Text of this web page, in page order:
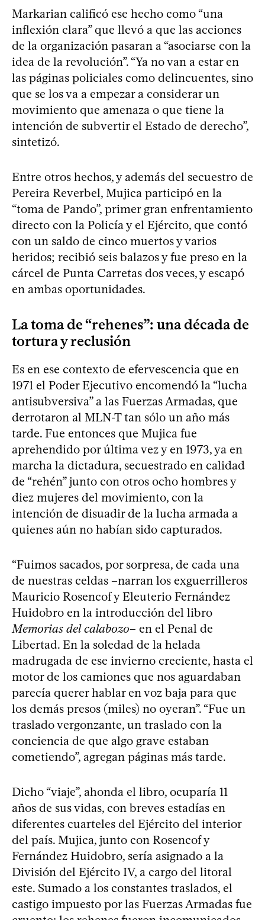
Markarian calificó ese hecho como “una
inflexión clara” que llevó a que las acciones
de la organización pasaran a “asociarse con la
idea de la revolución”. “Ya no van a estar en
las páginas policiales como delincuentes, sino
que se los va a empezar a considerar un
movimiento que amenaza o que tiene la
intención de subvertir el Estado de derecho”,
sintetizó.
Entre otros hechos, y además del secuestro de
Pereira Reverbel, Mujica participó en la
“toma de Pando”, primer gran enfrentamiento
directo con la Policía y el Ejército, que contó
con un saldo de cinco muertos y varios
heridos; recibió seis balazos y fue preso en la
cárcel de Punta Carretas dos veces, y escapó
en ambas oportunidades.
La toma de “rehenes”: una década de
tortura y reclusión
Es en ese contexto de efervescencia que en
1971 el Poder Ejecutivo encomendó la “lucha
antisubversiva” a las Fuerzas Armadas, que
derrotaron al MLN-T tan sólo un año más
tarde. Fue entonces que Mujica fue
aprehendido por última vez y en 1973, ya en
marcha la dictadura, secuestrado en calidad
de “rehén” junto con otros ocho hombres y
diez mujeres del movimiento, con la
intención de disuadir de la lucha armada a
quienes aún no habían sido capturados.
“Fuimos sacados, por sorpresa, de cada una
de nuestras celdas –narran los exguerrilleros
Mauricio Rosencof y Eleuterio Fernández
Huidobro en la introducción del libro
Memorias del calabozo– en el Penal de
Libertad. En la soledad de la helada
madrugada de ese invierno creciente, hasta el
motor de los camiones que nos aguardaban
parecía querer hablar en voz baja para que
los demás presos (miles) no oyeran”. “Fue un
traslado vergonzante, un traslado con la
conciencia de que algo grave estaban
cometiendo”, agregan páginas más tarde.
Dicho “viaje”, ahonda el libro, ocuparía 11
años de sus vidas, con breves estadías en
diferentes cuarteles del Ejército del interior
del país. Mujica, junto con Rosencof y
Fernández Huidobro, sería asignado a la
División del Ejército IV, a cargo del litoral
este. Sumado a los constantes traslados, el
castigo impuesto por las Fuerzas Armadas fue